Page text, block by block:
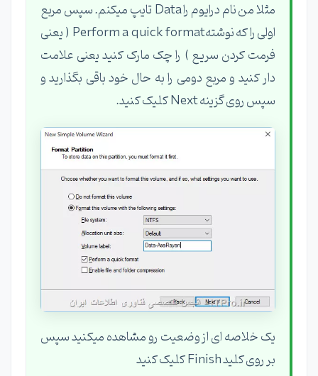
مثلا من نام درایوم را Data تایپ میکنم. سپس مربع
اولی را که نوشتهPerform a quick format ( یعنی
فرمت کردن سریع ) را چک مارک کنید یعنی علامت
دار کنید و مربع دومی را به حال خود باقی بگذارید و
سپس روی گزینه Next کلیک کنید.
یک خلاصه ای از وضعیت رو مشاهده میکنید سپس
بر روی کلید Finish کلیک کنید